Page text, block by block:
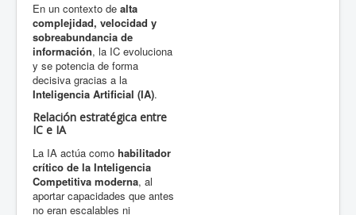
En un contexto de alta
complejidad, velocidad y
sobreabundancia de
información, la IC evoluciona
y se potencia de forma
decisiva gracias a la
Inteligencia Artificial (IA).
Relación estratégica entre
IC e IA
La IA actúa como habilitador
crítico de la Inteligencia
Competitiva moderna, al
aportar capacidades que antes
no eran escalables ni